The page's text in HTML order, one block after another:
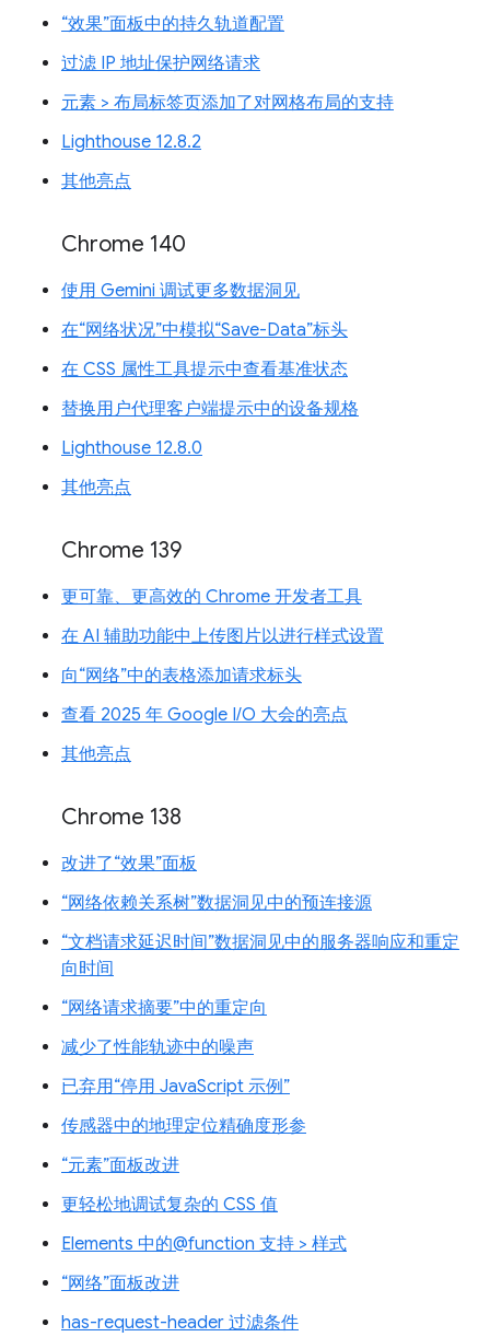
“效果”面板中的持久轨道配置
过滤 IP 地址保护网络请求
元素 > 布局标签页添加了对网格布局的支持
Lighthouse 12.8.2
其他亮点
Chrome 140
使用 Gemini 调试更多数据洞见
在“网络状况”中模拟“Save-Data”标头
在 CSS 属性工具提示中查看基准状态
替换用户代理客户端提示中的设备规格
Lighthouse 12.8.0
其他亮点
Chrome 139
更可靠、更高效的 Chrome 开发者工具
在 AI 辅助功能中上传图片以进行样式设置
向“网络”中的表格添加请求标头
查看 2025 年 Google I/O 大会的亮点
其他亮点
Chrome 138
改进了“效果”面板
“网络依赖关系树”数据洞见中的预连接源
“文档请求延迟时间”数据洞见中的服务器响应和重定
向时间
“网络请求摘要”中的重定向
减少了性能轨迹中的噪声
已弃用“停用 JavaScript 示例”
传感器中的地理定位精确度形参
“元素”面板改进
更轻松地调试复杂的 CSS 值
Elements 中的@function 支持 > 样式
“网络”面板改进
has-request-header 过滤条件